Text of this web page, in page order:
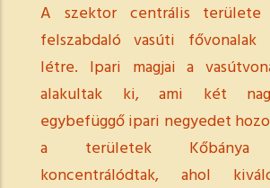
A szektor centrális területe
felszabdaló vasúti
létre. Ipari magjai a
alakultak ki, ami két
egybefüggő ipari negyedet
a területek Kőbánya
koncentrálódtak, ahol